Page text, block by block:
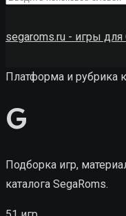
segaroms.ru - игры для
Платформа и рубрика
G
Подборка игр,
каталога SegaRoms.